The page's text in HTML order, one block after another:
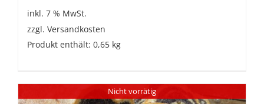
inkl. 7 % MwSt.
zzgl. Versandkosten
Produkt enthält: 0,65 kg
Nicht vorrätig